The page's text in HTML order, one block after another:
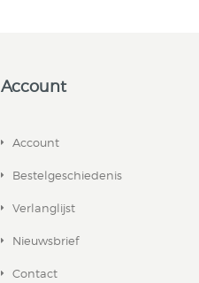
Account
Account
Bestelgeschiedenis
Verlanglijst
Nieuwsbrief
Contact